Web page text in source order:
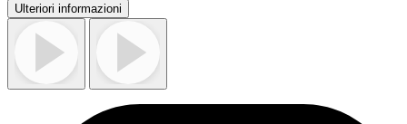
Ulteriori informazioni